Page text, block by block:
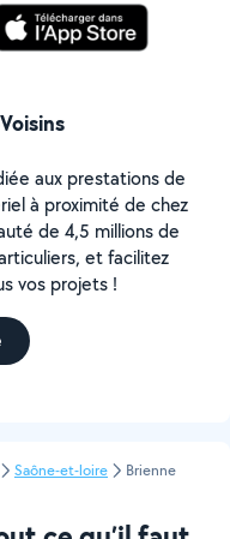
aux prestations de
à proximité de chez
de 4,5 millions de
et facilitez
vos projets !
Saône-et-loire Brienne